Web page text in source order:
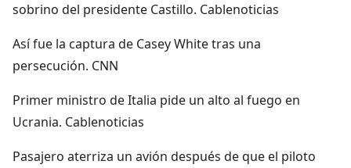
sobrino del presidente Castillo. Cablenoticias
Así fue la captura de Casey White tras una
persecución. CNN
Primer ministro de Italia pide un alto al fuego en
Ucrania. Cablenoticias
Pasajero aterriza un avión después de que el piloto